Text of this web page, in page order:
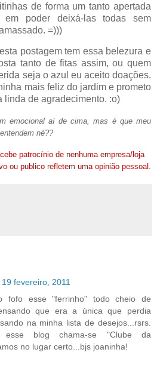
de forma um tanto apertada
poder deixá-las todas sem
=)))
postagem tem essa belezura e
tanto de fitas assim, ou quem
seja o azul eu aceito doações.
mais feliz do jardim e prometo
linda de agradecimento. :o)
emocional aí de cima, mas é que meu
né??
patrocínio de nenhuma empresa/loja
ou publico refletem uma opinião pessoal.
fevereiro, 2011
fofo esse "ferrinho" todo cheio de
que era a única que perdia
na minha lista de desejos...rsrs.
blog chama-se "Clube da
no lugar certo...bjs joaninha!